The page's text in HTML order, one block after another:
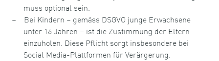
muss optional sein.
Bei Kindern – gemäss DSGVO junge Erwachsene
unter 16 Jahren – ist die Zustimmung der Eltern
einzuholen. Diese Pflicht sorgt insbesondere bei
Social Media-Plattformen für Verärgerung.